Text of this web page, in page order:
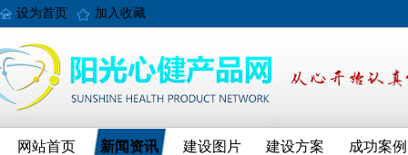
设为首页 加入收藏
网站首页 新闻资讯 建设图片 建设方案 成功案例